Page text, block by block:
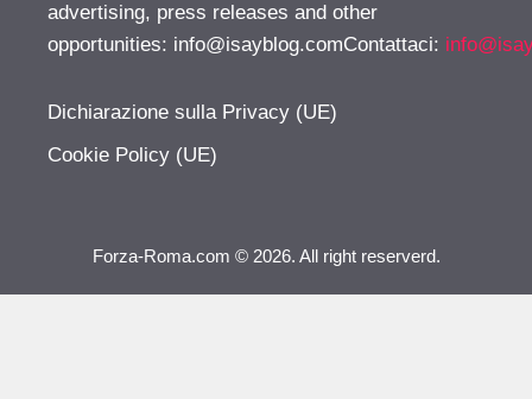
advertising, press releases and other
opportunities: info@isayblog.comContattaci:
Dichiarazione sulla Privacy (UE)
Cookie Policy (UE)
Forza-Roma.com © 2026. All right reserverd.